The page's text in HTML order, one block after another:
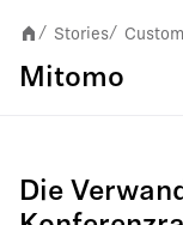
/ Stories/
Mitomo
Die